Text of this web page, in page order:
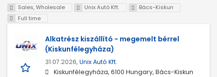
Sales, Wholesale Unix Autó Kft.
Bács-Kiskun
Full time
Alkatrész kiszállító - megemelt bérrel
(Kiskunfélegyháza)
31.07.2026, Unix Autó Kft.
Kiskunfélegyháza, 6100 Hungary, Bács-Kiskun